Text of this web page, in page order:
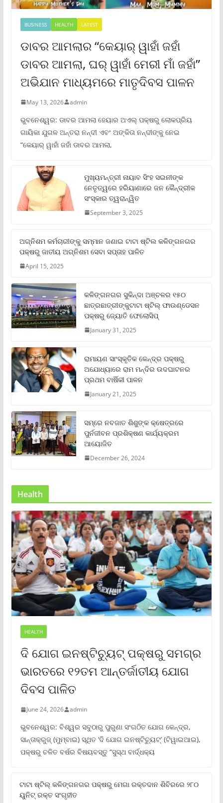
BUSINESS HEALTH LATEST
ଡାବର ଆମଲାର “କେୟାର୍ ୱାହାଁ ଜହାଁ
ଡାବର ଆମଲା, ଘର୍ ୱାହାଁ ମେରୀ ମାଁ ଜହାଁ”
ଅଭିଯାନ ମାଧ୍ୟମରେ ମାତୃଦିବସ ପାଳନ
May 13, 2026 admin
ଭୁବନେଶ୍ୱର: ଡାବର ଆମଲା ହେୟାର ଅଏଲ୍ ପକ୍ଷରୁ ଲୋକପ୍ରିୟ
ଗାୟିକା ଯୁଗଳ ଅନ୍ତରା ନନ୍ଦୀ ଏବଂ ଅଙ୍କିତା ନନ୍ଦୀଙ୍କୁ ନେଇ
“କେୟାର୍ ୱାହାଁ ଜହାଁ ଡାବର ଆମଲା,
ମୁଖ୍ୟମନ୍ତ୍ରୀ ନାୟାବ ସିଂହ ସଇନୀଙ୍କ
ନେତୃତ୍ୱରେ ହରିୟାଣାରେ ଜନ କୈନ୍ଦ୍ରୀକ
ସଂସ୍କାର ତ୍ୱରାନ୍ୱିତ
September 3, 2025
ଅଗ୍ନିଶମ କର୍ମଚାରୀଙ୍କୁ ସମ୍ମାନ ଜଣାଇ ଟାଟା ଷ୍ଟିଲ କଳିଙ୍ଗନଗର
ପକ୍ଷରୁ ଜାତୀୟ ଅଗ୍ନିଶମ ସେବା ସପ୍ତାହ ପାଳିତ
April 15, 2025
କଳିଙ୍ଗନଗର ସୁକିନ୍ଦା ଅଞ୍ଚଳର ୧୫୦
ଛାତ୍ରଛାତ୍ରୀଙ୍କୁଟାଟା ଷ୍ଟିଲ୍ ଫାଉଣ୍ଡେସନ
ପକ୍ଷରୁ ଜ୍ୟୋତି ଫେଲୋସିପ୍‌
January 31, 2025
ରାମାୟଣ ସାଂସ୍କୃତିକ କେନ୍ଦ୍ର ପକ୍ଷରୁ
ଅଯୋଧ୍ୟାରେ ରାମ ମନ୍ଦିର ଉଦଘାଟନର
ପ୍ରଥମ ବାର୍ଷିକୀ ପାଳନ
January 21, 2025
ସମ୍‌ରେ ନବଜାତ ଶିଶୁଙ୍କ କ୍ଷେତ୍ରରେ
ପୁର୍ନଜୀବନ ପ୍ରଶିକ୍ଷଣ କାର୍ଯ୍ୟକ୍ରମ
ଆୟୋଜିତ
December 26, 2024
Health
HEALTH
ଦି ଯୋଗ ଇନଷ୍ଟିଚ୍ୟୁଟ୍ ପକ୍ଷରୁ ସମଗ୍ର
ଭାରତରେ ୧୨ତମ ଆନ୍ତର୍ଜାତୀୟ ଯୋଗ
ଦିବସ ପାଳିତ
June 24, 2026 admin
ଭୁବନେଶ୍ୱର: ବିଶ୍ୱର ସବୁଠାରୁ ପୁରୁଣା ସଂଗଠିତ ଯୋଗ କେନ୍ଦ୍ର,
ସାନ୍ତାକ୍ରୁଜ୍ (ମୁମ୍ବାଇ) ସ୍ଥିତ ‘ଦି ଯୋଗ ଇନଷ୍ଟିଚ୍ୟୁଟ୍‌’ (ଟିୱାଇଆଇ),
ପକ୍ଷରୁ ଚଳିତ ବର୍ଷର ବିଷୟବସ୍ତୁ “ସୁସ୍ଥ ବାର୍ଦ୍ଧକ୍ୟ
ଟାଟା ଷ୍ଟିଲ୍‌ କଳିଙ୍ଗନଗର ପକ୍ଷରୁ ମେଗା ରକ୍ତଦାନ ଶିବିରରେ ୨୮୦
ୟୁନିଟ୍‌ ରକ୍ତ ସଂଗୃହୀତ